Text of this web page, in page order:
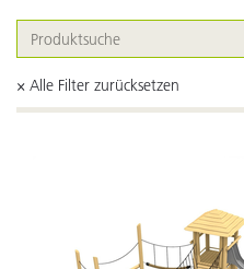
× Alle Filter zurücksetzen